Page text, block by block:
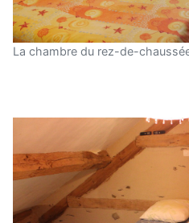
La chambre du rez-de-